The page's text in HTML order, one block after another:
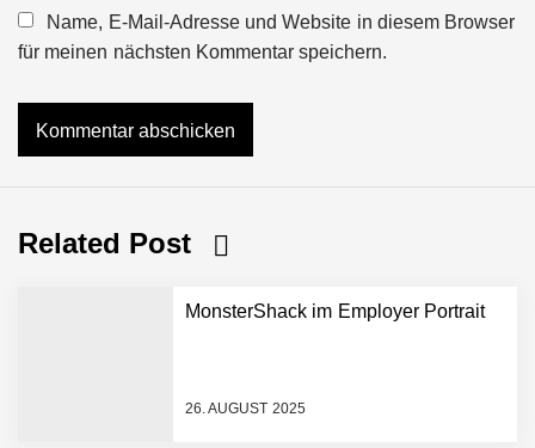
Name, E-Mail-Adresse und Website in diesem Browser
für meinen nächsten Kommentar speichern.
Related Post
MonsterShack im Employer Portrait
26. AUGUST 2025